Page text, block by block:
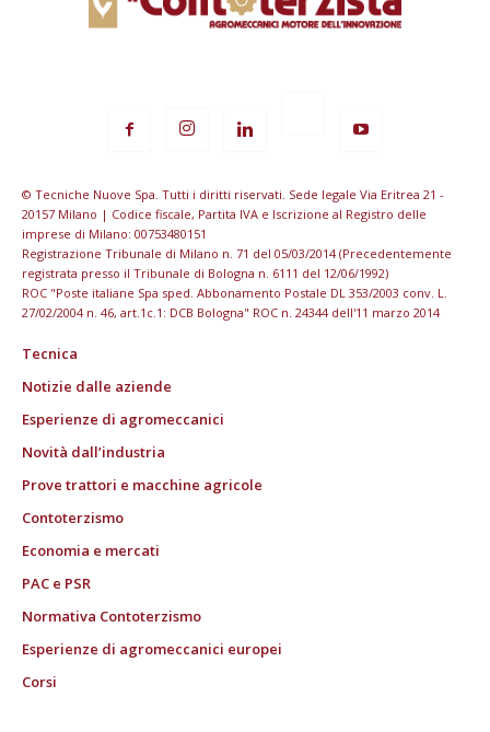
© Tecniche Nuove Spa. Tutti i diritti riservati. Sede legale Via Eritrea 21 -
20157 Milano | Codice fiscale, Partita IVA e Iscrizione al Registro delle
imprese di Milano: 00753480151
Registrazione Tribunale di Milano n. 71 del 05/03/2014 (Precedentemente
registrata presso il Tribunale di Bologna n. 6111 del 12/06/1992)
ROC "Poste italiane Spa sped. Abbonamento Postale DL 353/2003 conv. L.
27/02/2004 n. 46, art.1c.1: DCB Bologna" ROC n. 24344 dell'11 marzo 2014
Tecnica
Notizie dalle aziende
Esperienze di agromeccanici
Novità dall’industria
Prove trattori e macchine agricole
Contoterzismo
Economia e mercati
PAC e PSR
Normativa Contoterzismo
Esperienze di agromeccanici europei
Corsi